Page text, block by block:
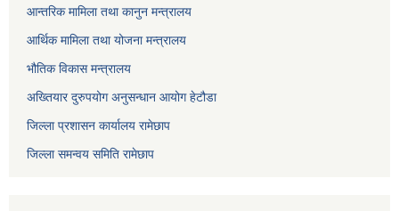
आन्तरिक मामिला तथा कानुन मन्त्रालय
आर्थिक मामिला तथा योजना मन्त्रालय
भौतिक विकास मन्त्रालय
अख्तियार दुरुपयोग अनुसन्धान आयोग हेटौडा
जिल्ला प्रशासन कार्यालय रामेछाप
जिल्ला समन्वय समिति रामेछाप